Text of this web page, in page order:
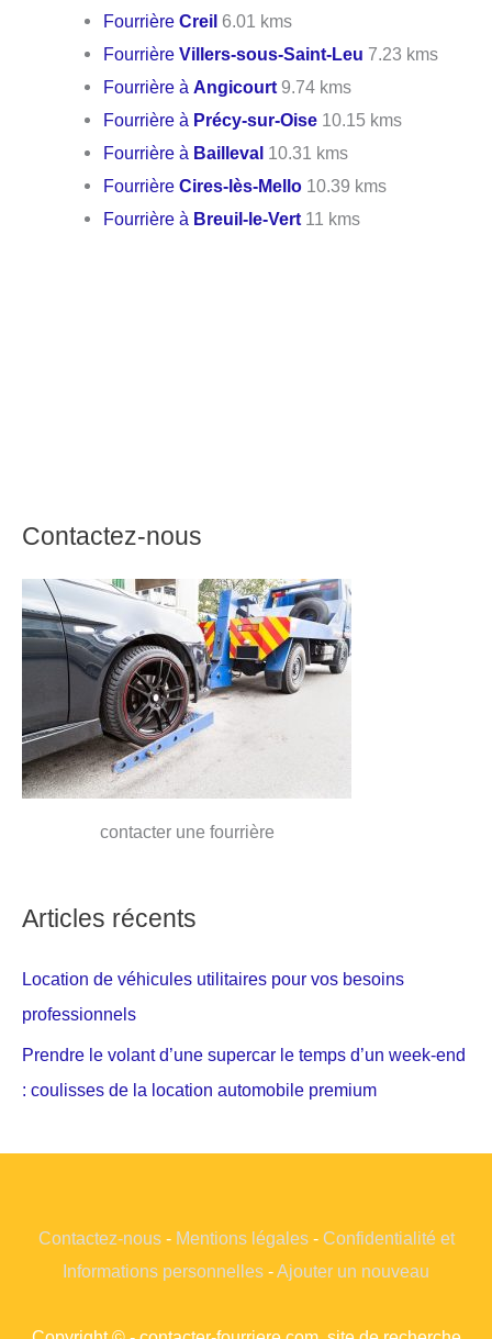
FourrièreCreil 6.01 kms
FourrièreVillers-sous-Saint-Leu 7.23 kms
Fourrière àAngicourt 9.74 kms
Fourrière à Précy-sur-Oise 10.15 kms
Fourrière à Bailleval 10.31 kms
FourrièreCires-lès-Mello 10.39 kms
Fourrière à Breuil-le-Vert 11 kms
Contactez-nous
contacter une fourrière
Articles récents
Location de véhicules utilitaires pour vos besoins
professionnels
Prendre le volant d’une supercar le temps d’un week-end
: coulisses de la location automobile premium
Contactez-nous- Mentions légales- Confidentialité et
Informations personnelles -Ajouter un nouveau